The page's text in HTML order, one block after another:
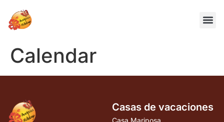
Calendar
Casas de vacaciones
Casa Mariposa